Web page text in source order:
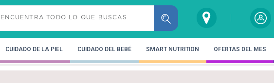
CUIDADO DE LA PIEL CUIDADO DEL BEBÉ SMART NUTRITION OFERTAS DEL MES